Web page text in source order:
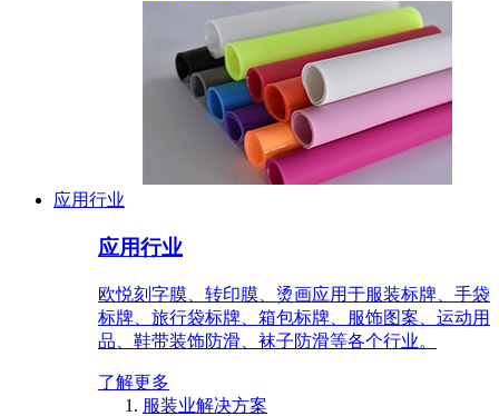
应用行业
应用行业
欧悦刻字膜、转印膜、烫画应用于服装标牌、手袋
标牌、旅行袋标牌、箱包标牌、服饰图案、运动用
品、鞋带装饰防滑、袜子防滑等各个行业。
了解更多
服装业解决方案